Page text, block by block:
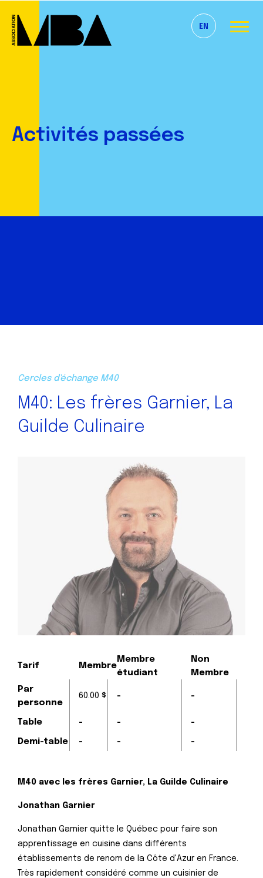
EN
Activités passées
Cercles d'échange M40
M40: Les frères Garnier, La
Guilde Culinaire
Tarif Membre
Membre
étudiant
Non
Membre
Par
personne
60.00 $ - -
Table - - -
Demi-table - - -
M40 avec les frères Garnier, La Guilde Culinaire
Jonathan Garnier
Jonathan Garnier quitte le Québec pour faire son
apprentissage en cuisine dans différents
établissements de renom de la Côte d'Azur en France.
Très rapidement considéré comme un cuisinier de